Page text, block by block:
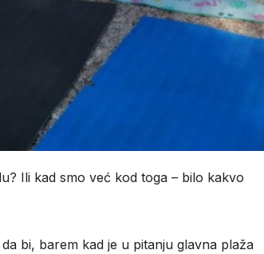
Ili kad smo već kod toga – bilo kakvo
bi, barem kad je u pitanju glavna plaža